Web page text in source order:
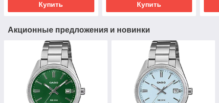
Купить Купить
Акционные предложения и новинки